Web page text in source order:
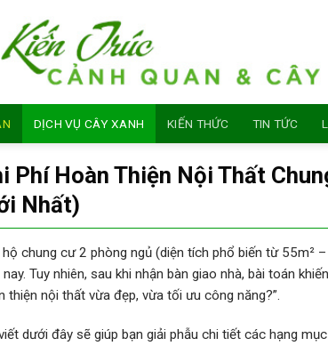
DỊCH VỤ CÂY XANH KIẾN THỨC TIN TỨC
Phí Hoàn Thiện Nội Thất
Nhất)
hộ chung cư 2 phòng ngủ (diện tích phổ biến từ 55m²
nay. Tuy nhiên, sau khi nhận bàn giao nhà, bài toán
thiện nội thất vừa đẹp, vừa tối ưu công năng?”.
dưới đây sẽ giúp bạn giải phẫu chi tiết các hạng